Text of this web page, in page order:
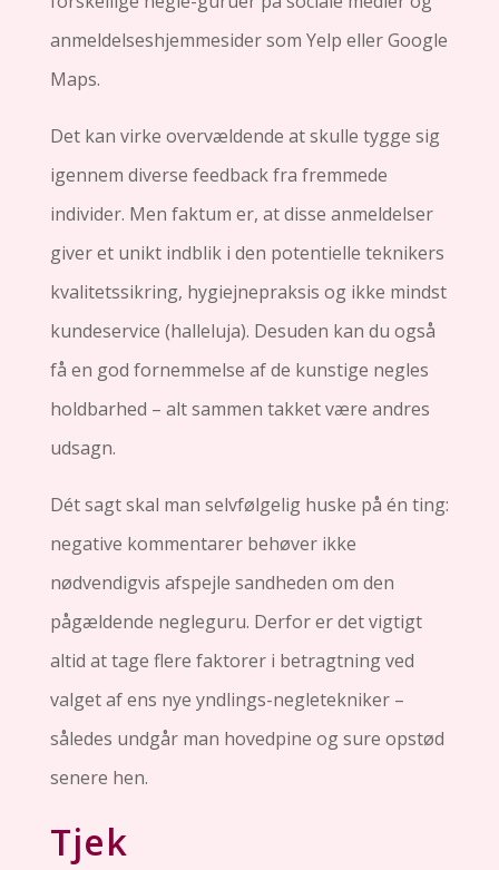
anmeldelseshjemmesider som Yelp eller Google
Maps.
Det kan virke overvældende at skulle tygge sig
igennem diverse feedback fra fremmede
individer. Men faktum er, at disse anmeldelser
giver et unikt indblik i den potentielle teknikers
kvalitetssikring, hygiejnepraksis og ikke mindst
kundeservice (halleluja). Desuden kan du også
få en god fornemmelse af de kunstige negles
holdbarhed – alt sammen takket være andres
udsagn.
Dét sagt skal man selvfølgelig huske på én ting:
negative kommentarer behøver ikke
nødvendigvis afspejle sandheden om den
pågældende negleguru. Derfor er det vigtigt
altid at tage flere faktorer i betragtning ved
valget af ens nye yndlings-negletekniker –
således undgår man hovedpine og sure opstød
senere hen.
Tjek